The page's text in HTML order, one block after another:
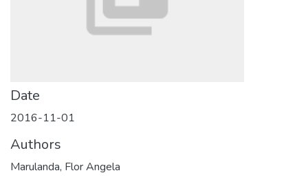
Date
2016-11-01
Authors
Marulanda, Flor Angela